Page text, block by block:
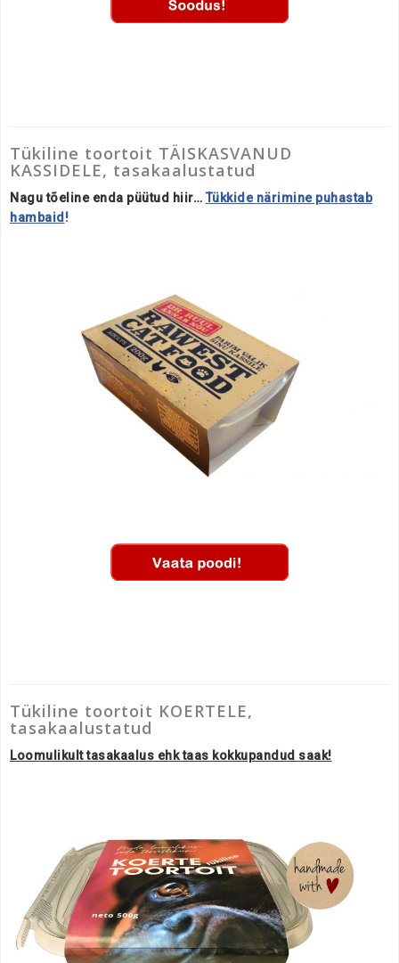
Tükiline toortoit TÄISKASVANUD
KASSIDELE, tasakaalustatud
Nagu tõeline enda püütud hiir… Tükkide närimine puhastab
hambaid !
Tükiline toortoit KOERTELE,
tasakaalustatud
Loomulikult tasakaalus ehk taas kokkupandud saak!